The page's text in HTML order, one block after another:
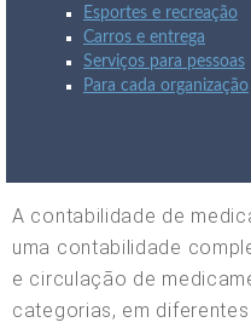
Esportes e recreação
Carros e entrega
Serviços para pessoas
Para cada organização
A contabilidade de
uma contabilidade
e circulação de
categorias, em